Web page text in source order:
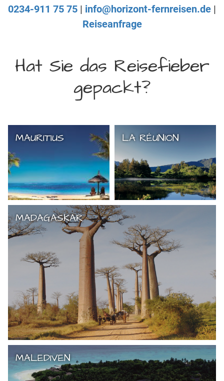
0234-911 75 75 | info@horizont-fernreisen.de |
Reiseanfrage
Hat Sie das Reisefieber
gepackt?
MAURITIUS LA RÉUNION
MADAGASKAR
MALEDIVEN